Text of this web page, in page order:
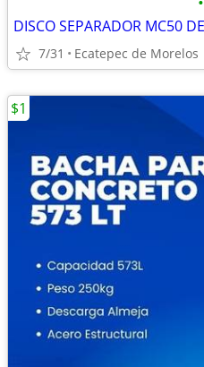
7/31 Ecatepec de Morelos
$1